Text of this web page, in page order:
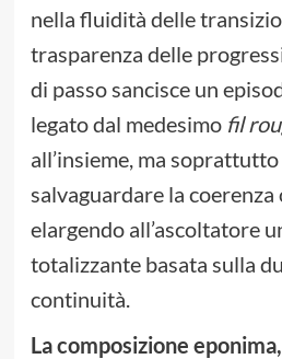
nella fluidità delle
trasparenza delle
di passo sancisce un
legato dal medesimo fil
all’insieme, ma
salvaguardare la coerenza
elargendo all’ascoltatore
totalizzante basata sulla
continuità.
La composizione